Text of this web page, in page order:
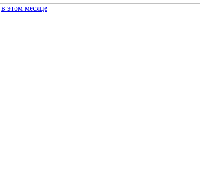
в этом месяце